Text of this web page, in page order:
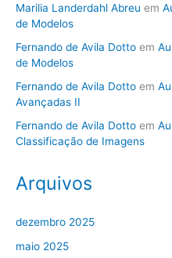
Marilia Landerdahl Abreu em
de Modelos
Fernando de Avila Dotto em
de Modelos
Fernando de Avila Dotto em
Avançadas II
Fernando de Avila Dotto em
Classificação de Imagens
Arquivos
dezembro 2025
maio 2025